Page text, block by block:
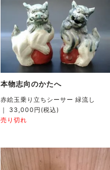
本物志向のかたへ
赤絵玉乗り立ちシーサー 緑流し
｜ 33,000円(税込)
売り切れ